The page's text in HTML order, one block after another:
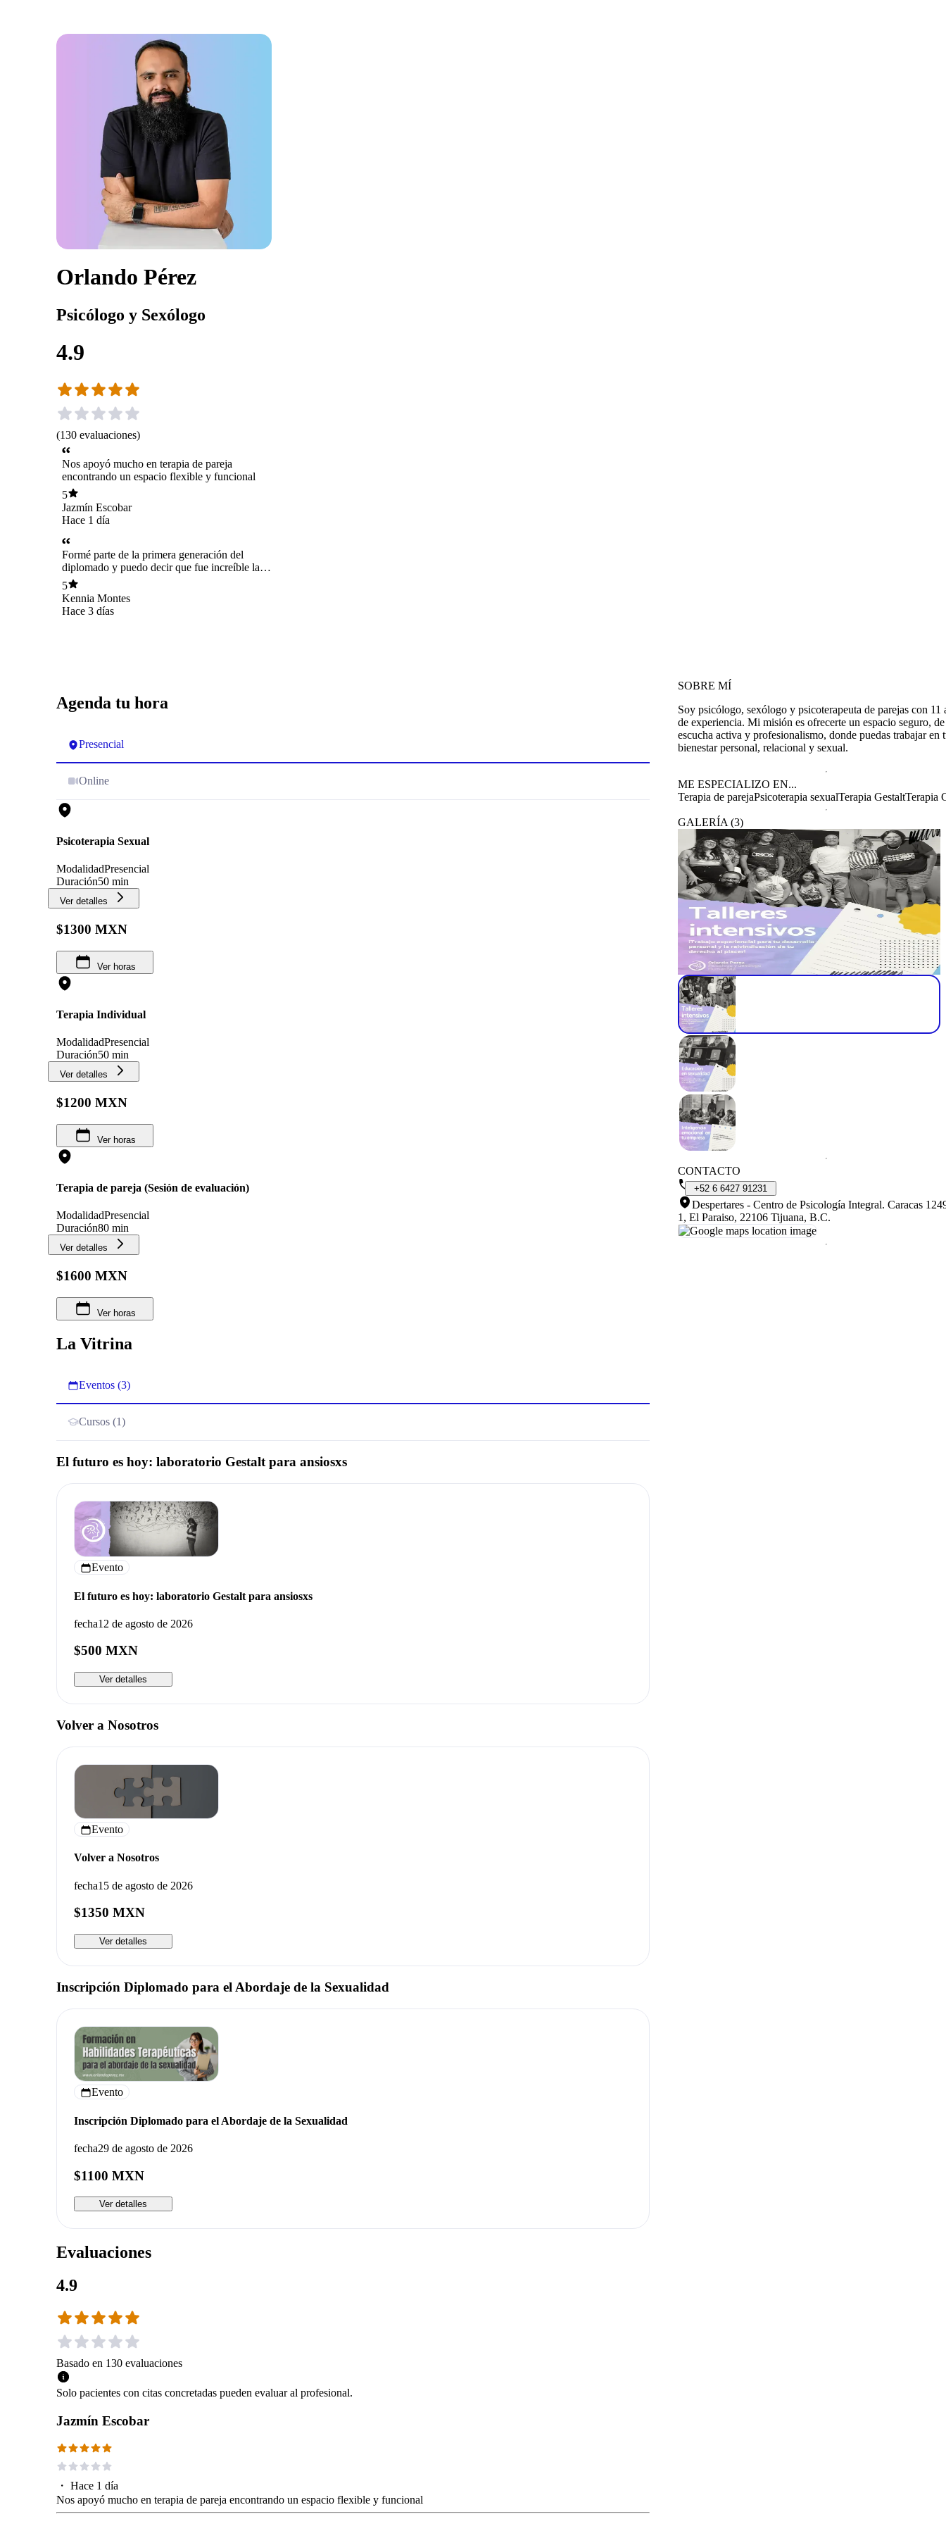
Orlando Pérez
Psicólogo y Sexólogo
4.9
(130 evaluaciones)
Nos apoyó mucho en terapia de pareja
encontrando un espacio flexible y funcional
5
Jazmín Escobar
Hace 1 día
Formé parte de la primera generación del
diplomado y puedo decir que fue increíble la
cantidad de aprendizaje que uno se lleva en cada
uno de los módulos. Orlando logra que sea una
experiencia vivencial en la que no solo
adquieres conocimiento, sino que también te
Recomiendo ampliamente tomar esta formación
en un espacio que Orlando logra que se sienta
5
Kennia Montes
Hace 3 días
Agenda tu hora
Presencial
Online
Psicoterapia Sexual
ModalidadPresencial
Duración50 min
Ver detalles
$1300 MXN
Ver horas
Terapia Individual
ModalidadPresencial
Duración50 min
Ver detalles
$1200 MXN
Ver horas
Terapia de pareja (Sesión de evaluación)
ModalidadPresencial
Duración80 min
Ver detalles
$1600 MXN
Ver horas
La Vitrina
Eventos (3)
Cursos (1)
El futuro es hoy: laboratorio Gestalt para ansiosxs
Evento
El futuro es hoy: laboratorio Gestalt para ansiosxs
fecha12 de agosto de 2026
$500 MXN
Ver detalles
Volver a Nosotros
Evento
Volver a Nosotros
fecha15 de agosto de 2026
$1350 MXN
Ver detalles
Inscripción Diplomado para el Abordaje de la Sexualidad
Evento
Inscripción Diplomado para el Abordaje de la Sexualidad
fecha29 de agosto de 2026
$1100 MXN
Ver detalles
Evaluaciones
4.9
Basado en 130 evaluaciones
Solo pacientes con citas concretadas pueden evaluar al profesional.
Jazmín Escobar
・ Hace 1 día
Nos apoyó mucho en terapia de pareja encontrando un espacio flexible y funcional
SOBRE MÍ
Soy psicólogo, sexólogo y psicoterapeuta de parejas con 11
de experiencia. Mi misión es ofrecerte un espacio seguro, de
escucha activa y profesionalismo, donde puedas trabajar en
bienestar personal, relacional y sexual.
ME ESPECIALIZO EN...
Terapia de parejaPsicoterapia sexualTerapia GestaltTerapia
GALERÍA (3)
CONTACTO
+52 6 6427 91231
Despertares - Centro de Psicología Integral. Caracas
1, El Paraiso, 22106 Tijuana, B.C.